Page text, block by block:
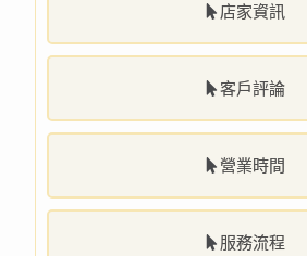
店家資訊
客戶評論
營業時間
服務流程